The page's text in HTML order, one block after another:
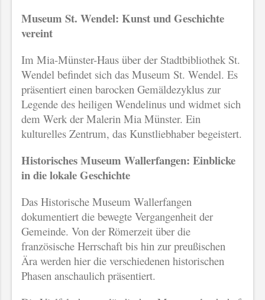
Museum St. Wendel: Kunst und Geschichte
vereint
Im Mia-Münster-Haus über der Stadtbibliothek St.
Wendel befindet sich das Museum St. Wendel. Es
präsentiert einen barocken Gemäldezyklus zur
Legende des heiligen Wendelinus und widmet sich
dem Werk der Malerin Mia Münster. Ein
kulturelles Zentrum, das Kunstliebhaber begeistert.
Historisches Museum Wallerfangen: Einblicke
in die lokale Geschichte
Das Historische Museum Wallerfangen
dokumentiert die bewegte Vergangenheit der
Gemeinde. Von der Römerzeit über die
französische Herrschaft bis hin zur preußischen
Ära werden hier die verschiedenen historischen
Phasen anschaulich präsentiert.